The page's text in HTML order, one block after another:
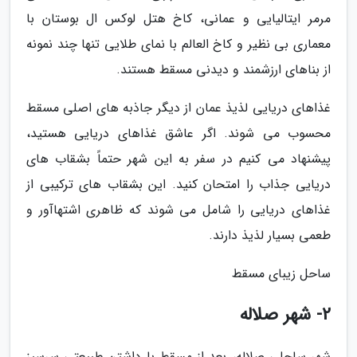
مرمر ایتالیایی و عمانی، کاخ هتل لوکس ال بوستان با
معماری بی نظیر و کاخ العالم با نمای طلایی تنها چند نمونه
از بناهای ارزشمند و دیدنی مسقط هستند.
غذاهای دریایی لذیذ عمان از دیگر جاذبه های اصلی مسقط
محسوب می شوند. اگر عاشق غذاهای دریایی هستید،
پیشنهاد می کنیم در سفر به این شهر حتماً بشقاب های
دریایی جذاب را امتحان کنید. این بشقاب های ترکیبی از
غذاهای دریایی را شامل می شوند که ظاهری اشتهاآور و
طعمی بسیار لذیذ دارند.
ساحل زیبای مسقط
2- شهر صلاله